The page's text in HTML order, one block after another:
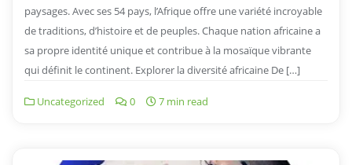
paysages. Avec ses 54 pays, l’Afrique offre une variété incroyable
de traditions, d’histoire et de peuples. Chaque nation africaine a
sa propre identité unique et contribue à la mosaïque vibrante
qui définit le continent. Explorer la diversité africaine De […]
Uncategorized 0 7 min read